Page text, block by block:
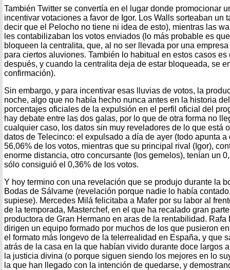
También Twitter se convertía en el lugar donde promocionar
incentivar votaciones a favor de Igor. Los Walls sorteaban un
decir que el Pelocho no tiene ni idea de esto), mientras las
les contabilizaban los votos enviados (lo más probable es
bloqueen la centralita, que, al no ser llevada por una
para ciertos aluviones. También lo habitual en estos casos es
después, y cuando la centralita deja de estar bloqueada, se
confirmación).
Sin embargo, y para incentivar esas lluvias de votos, la
noche, algo que no había hecho nunca antes en la historia
porcentajes oficiales de la expulsión en el perfil oficial del
hay debate entre las dos galas, por lo que de otra forma no
cualquier caso, los datos sin muy reveladores de lo que está
datos de Telecinco: el expulsado a día de ayer (todo apunta
56,06% de los votos, mientras que su principal rival (Igor),
enorme distancia, otro concursante (los gemelos), tenían un
sólo consiguió el 0,36% de los votos.
Y hoy termino con una revelación que se produjo durante la
Bodas de Sálvame (revelación porque nadie lo había
supiese). Mercedes Milá felicitaba a Mafer por su labor al
de la temporada, Masterchef, en el que ha recalado gran
productora de Gran Hermano en aras de la rentabilidad. Rafa
dirigen un equipo formado por muchos de los que pusieron
el formato más longevo de la telerrealidad en España, y que
atrás de la casa en la que habían vivido durante doce largos
la justicia divina (o porque siguen siendo los mejores en lo
la que han llegado con la intención de quedarse, y